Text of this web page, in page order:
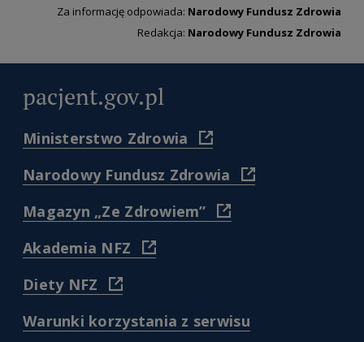
Za informację odpowiada: Narodowy Fundusz Zdrowia
Redakcja: Narodowy Fundusz Zdrowia
pacjent.gov.pl
Ministerstwo Zdrowia
(
https://www.gov.pl/web/
Narodowy Fundusz Zdrowia
(
https://
Magazyn „Ze Zdrowiem”
(
https://www.nfz.gov.pl/
)
Akademia NFZ
(
https://akademia.nfz.gov.pl/
Diety NFZ
(
https://diety.nfz.gov.pl/
Warunki korzystania z serwisu(
/warunki-